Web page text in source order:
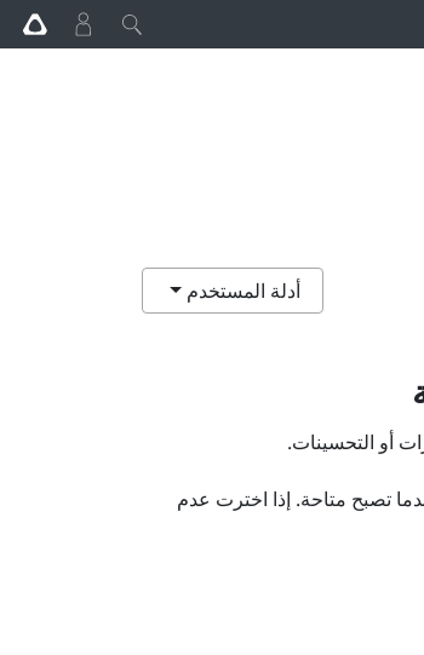
أدلة المستخدم
أو التحسينات.
تصبح متاحة. إذا اخترت عدم